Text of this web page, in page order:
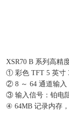
XSR70 B 系列高精
① 彩色 TFT 5 英寸
② 8 ～ 64 通道输入
③ 输入信号：铂电
④ 64MB 记录内存